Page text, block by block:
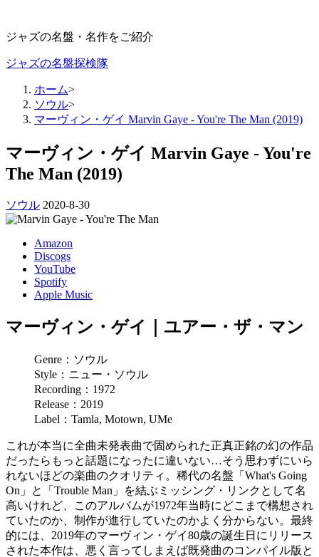
ジャズの名盤・名作をご紹介
ジャズの名盤探検隊
ホーム>
ソウル>
マーヴィン・ゲイ Marvin Gaye - You're The Man (2019)
マーヴィン・ゲイ Marvin Gaye - You're
The Man (2019)
ソウル 2020-8-30
Amazon
Discogs
YouTube
Spotify
Apple Music
マーヴィン・ゲイ｜ユアー・ザ・マン
Genre：ソウル
Style：ニュー・ソウル
Recording：1972
Release：2019
Label：Tamla, Motown, UMe
これが本当に全曲未発表曲で固められた正真正銘の幻の作品
だったらもっと話題になったに違いない…そう思わずにいら
れないほどの楽曲のクオリティ。稀代の名盤「What's Going
On」と「Trouble Man」を結ぶミッシング・リンクとして名
高いけれど、このアルバムが1972年当時にどこまで構想され
ていたのか、制作が進行していたのかよく分からない。最終
的には、2019年のマーヴィン・ゲイ80歳の誕生日にリリース
された本作は、悪く言ってしまえば既発曲のコンパイル版と